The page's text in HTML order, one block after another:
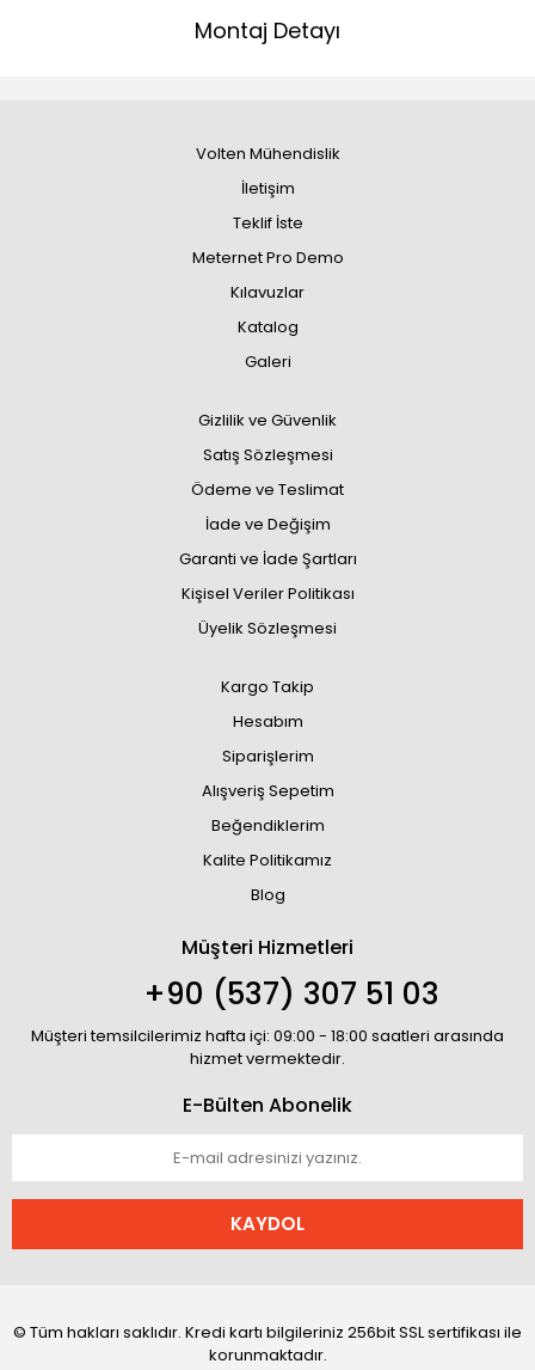
Montaj Detayı
Volten Mühendislik
İletişim
Teklif İste
Meternet Pro Demo
Kılavuzlar
Katalog
Galeri
Gizlilik ve Güvenlik
Satış Sözleşmesi
Ödeme ve Teslimat
İade ve Değişim
Garanti ve İade Şartları
Kişisel Veriler Politikası
Üyelik Sözleşmesi
Kargo Takip
Hesabım
Siparişlerim
Alışveriş Sepetim
Beğendiklerim
Kalite Politikamız
Blog
Müşteri Hizmetleri
+90 (537) 307 51 03
Müşteri temsilcilerimiz hafta içi: 09:00 - 18:00 saatleri arasında
hizmet vermektedir.
E-Bülten Abonelik
KAYDOL
© Tüm hakları saklıdır. Kredi kartı bilgileriniz 256bit SSL sertifikası ile
korunmaktadır.